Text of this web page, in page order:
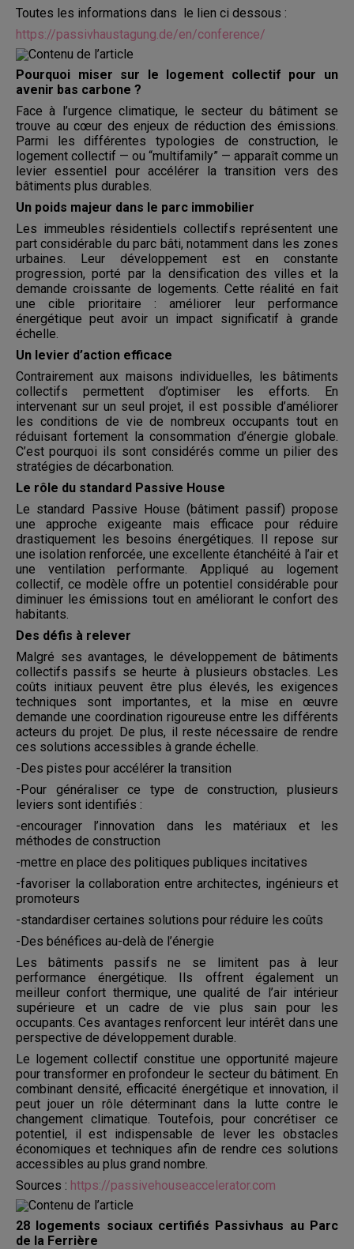
Toutes les informations dans le lien ci dessous :
https://passivhaustagung.de/en/conference/
Pourquoi miser sur le logement collectif pour un
avenir bas carbone ?
Face à l’urgence climatique, le secteur du bâtiment se
trouve au cœur des enjeux de réduction des émissions.
Parmi les différentes typologies de construction, le
logement collectif — ou “multifamily” — apparaît comme un
levier essentiel pour accélérer la transition vers des
bâtiments plus durables.
Un poids majeur dans le parc immobilier
Les immeubles résidentiels collectifs représentent une
part considérable du parc bâti, notamment dans les zones
urbaines. Leur développement est en constante
progression, porté par la densification des villes et la
demande croissante de logements. Cette réalité en fait
une cible prioritaire : améliorer leur performance
énergétique peut avoir un impact significatif à grande
échelle.
Un levier d’action efficace
Contrairement aux maisons individuelles, les bâtiments
collectifs permettent d’optimiser les efforts. En
intervenant sur un seul projet, il est possible d’améliorer
les conditions de vie de nombreux occupants tout en
réduisant fortement la consommation d’énergie globale.
C’est pourquoi ils sont considérés comme un pilier des
stratégies de décarbonation.
Le rôle du standard Passive House
Le standard Passive House (bâtiment passif) propose
une approche exigeante mais efficace pour réduire
drastiquement les besoins énergétiques. Il repose sur
une isolation renforcée, une excellente étanchéité à l’air et
une ventilation performante. Appliqué au logement
collectif, ce modèle offre un potentiel considérable pour
diminuer les émissions tout en améliorant le confort des
habitants.
Des défis à relever
Malgré ses avantages, le développement de bâtiments
collectifs passifs se heurte à plusieurs obstacles. Les
coûts initiaux peuvent être plus élevés, les exigences
techniques sont importantes, et la mise en œuvre
demande une coordination rigoureuse entre les différents
acteurs du projet. De plus, il reste nécessaire de rendre
ces solutions accessibles à grande échelle.
-Des pistes pour accélérer la transition
-Pour généraliser ce type de construction, plusieurs
leviers sont identifiés :
-encourager l’innovation dans les matériaux et les
méthodes de construction
-mettre en place des politiques publiques incitatives
-favoriser la collaboration entre architectes, ingénieurs et
promoteurs
-standardiser certaines solutions pour réduire les coûts
-Des bénéfices au-delà de l’énergie
Les bâtiments passifs ne se limitent pas à leur
performance énergétique. Ils offrent également un
meilleur confort thermique, une qualité de l’air intérieur
supérieure et un cadre de vie plus sain pour les
occupants. Ces avantages renforcent leur intérêt dans une
perspective de développement durable.
Le logement collectif constitue une opportunité majeure
pour transformer en profondeur le secteur du bâtiment. En
combinant densité, efficacité énergétique et innovation, il
peut jouer un rôle déterminant dans la lutte contre le
changement climatique. Toutefois, pour concrétiser ce
potentiel, il est indispensable de lever les obstacles
économiques et techniques afin de rendre ces solutions
accessibles au plus grand nombre.
Sources : https://passivehouseaccelerator.com
28 logements sociaux certifiés Passivhaus au Parc
de la Ferrière